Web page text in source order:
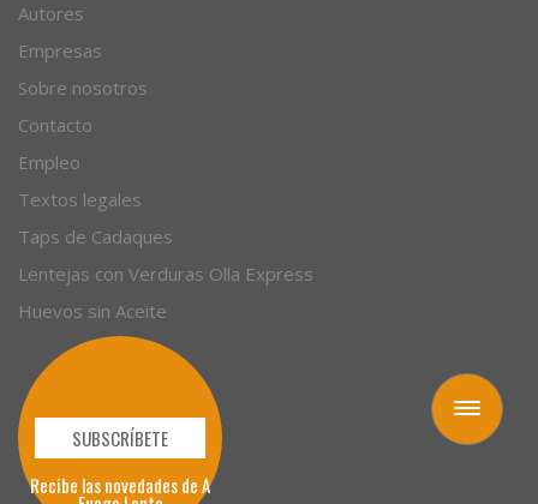
Toggle
navigation
Autores
Empresas
Sobre nosotros
Contacto
Empleo
Textos legales
Taps de Cadaques
Lentejas con Verduras Olla Express
Huevos sin Aceite
SUBSCRÍBETE
Recibe las novedades de A